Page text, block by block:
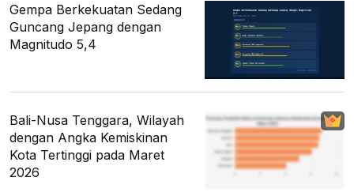
Gempa Berkekuatan Sedang
Guncang Jepang dengan
Magnitudo 5,4
Bali-Nusa Tenggara, Wilayah
dengan Angka Kemiskinan
Kota Tertinggi pada Maret
2026